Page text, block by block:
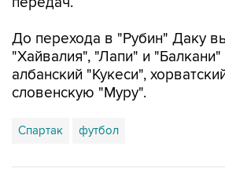
До перехода в "Рубин" Даку
"Хайвалия", "Лапи" и "Балкани"
албанский "Кукеси",
словенскую "Муру".
Спартак футбол